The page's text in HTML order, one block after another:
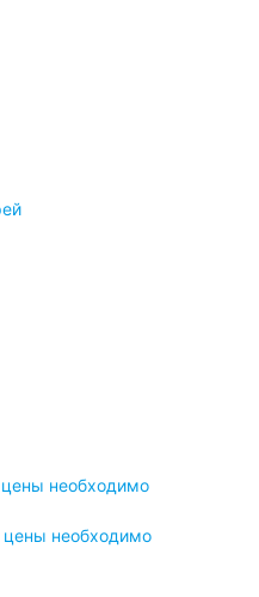
цены необходимо
цены необходимо